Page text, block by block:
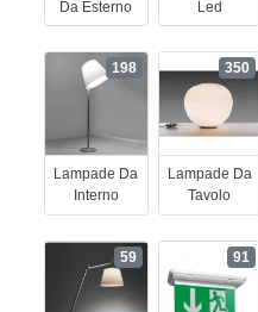
Da Esterno
Led
Lampade Da
Interno
198
Lampade Da
Tavolo
350
59 91